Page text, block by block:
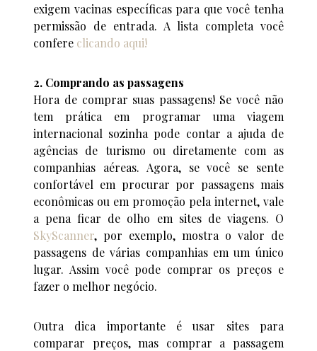
exigem vacinas específicas para que você tenha
permissão de entrada. A lista completa você
confere clicando aqui!
2. Comprando as passagens
Hora de comprar suas passagens! Se você não
tem prática em programar uma viagem
internacional sozinha pode contar a ajuda de
agências de turismo ou diretamente com as
companhias aéreas. Agora, se você se sente
confortável em procurar por passagens mais
econômicas ou em promoção pela internet, vale
a pena ficar de olho em sites de viagens. O
SkyScanner, por exemplo, mostra o valor de
passagens de várias companhias em um único
lugar. Assim você pode comprar os preços e
fazer o melhor negócio.
Outra dica importante é usar sites para
comparar preços, mas comprar a passagem